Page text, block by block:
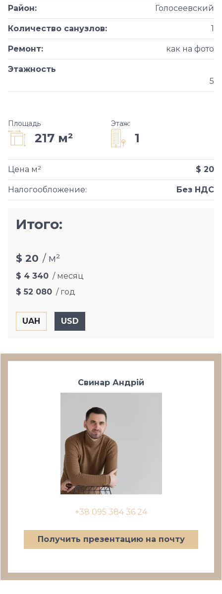
Район: Голосеевский
Количество санузлов: 1
Ремонт: как на фото
Этажность
5
Площадь
217 м²
Этаж:
1
Налогообложение: Без НДС
Цена м² $ 20
Итого:
$ 20 / м²
$ 4 340 / месяц
$ 52 080 / год
Свинар Андрій
+38 095 384 36 24
Получить презентацию на почту